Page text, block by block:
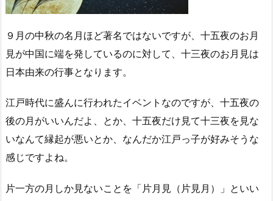
９月の中秋の名月ほど著名ではないですが、十五夜のお月
見が中国に端を発しているのに対して、十三夜のお月見は
日本由来の行事となります。
江戸時代に盛んに行われたイベントなのですが、十五夜の
後の月がいいんだよ、とか、十五夜だけ見て十三夜を見な
いなんて縁起が悪いとか、なんだか江戸っ子が好みそうな
感じですよね。
片一方の月しか見ないことを「片月見（片見月）」といい